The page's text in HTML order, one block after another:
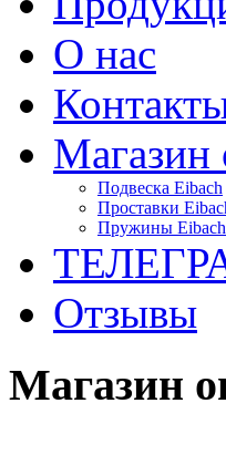
О нас
Магазин
Подвеска Eibach
Проставки
Пружины Eibach
Отзывы
Магазин